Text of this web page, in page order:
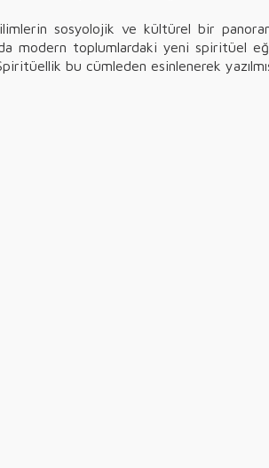
sosyolojik ve kültürel bir
modern toplumlardaki yeni spiritüel
bu cümleden esinlenerek